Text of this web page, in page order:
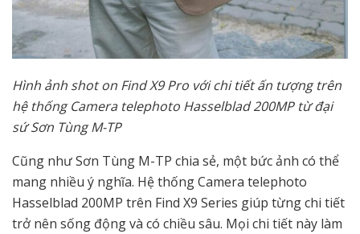
Hình ảnh shot on Find X9 Pro với chi tiết ấn tượng trên
hệ thống Camera telephoto Hasselblad 200MP từ đại
sứ Sơn Tùng M-TP
Cũng như Sơn Tùng M-TP chia sẻ, một bức ảnh có thể
mang nhiều ý nghĩa. Hệ thống Camera telephoto
Hasselblad 200MP trên Find X9 Series giúp từng chi tiết
trở nên sống động và có chiều sâu. Mọi chi tiết này làm